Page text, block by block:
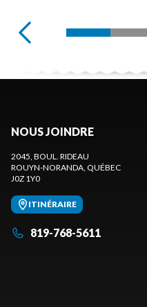
NOUS JOINDRE
2045, BOUL. RIDEAU
ROUYN-NORANDA , QUÉBEC
J0Z 1Y0
ITINÉRAIRE
819-768-5611